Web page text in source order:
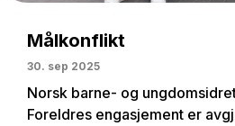
Målkonflikt
30. sep 2025
Norsk barne- og
Foreldres engasjement er